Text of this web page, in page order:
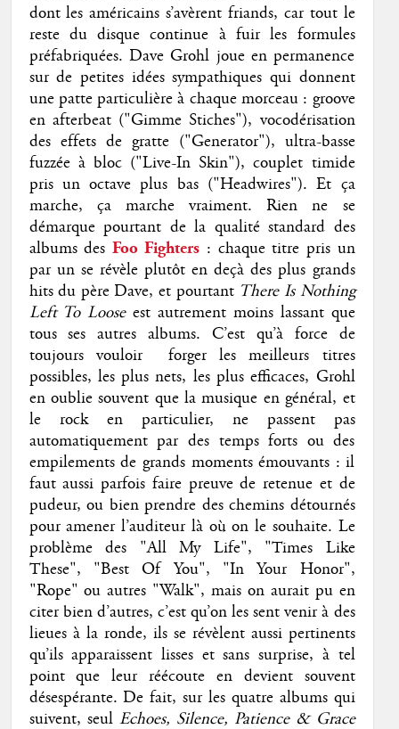
dont les américains s’avèrent friands, car tout le
reste du disque continue à fuir les formules
préfabriquées. Dave Grohl joue en permanence
sur de petites idées sympathiques qui donnent
une patte particulière à chaque morceau : groove
en afterbeat ("Gimme Stiches"), vocodérisation
des effets de gratte ("Generator"), ultra-basse
fuzzée à bloc ("Live-In Skin"), couplet timide
pris un octave plus bas ("Headwires"). Et ça
marche, ça marche vraiment. Rien ne se
démarque pourtant de la qualité standard des
albums des Foo Fighters : chaque titre pris un
par un se révèle plutôt en deçà des plus grands
hits du père Dave, et pourtant There Is Nothing
Left To Looseest autrement moins lassant que
tous ses autres albums. C’est qu’à force de
toujours vouloir forger les meilleurs titres
possibles, les plus nets, les plus efficaces, Grohl
en oublie souvent que la musique en général, et
le rock en particulier, ne passent pas
automatiquement par des temps forts ou des
empilements de grands moments émouvants : il
faut aussi parfois faire preuve de retenue et de
pudeur, ou bien prendre des chemins détournés
pour amener l’auditeur là où on le souhaite. Le
problème des "All My Life", "Times Like
These", "Best Of You", "In Your Honor",
"Rope" ou autres "Walk", mais on aurait pu en
citer bien d’autres, c’est qu’on les sent venir à des
lieues à la ronde, ils se révèlent aussi pertinents
qu’ils apparaissent lisses et sans surprise, à tel
point que leur réécoute en devient souvent
désespérante. De fait, sur les quatre albums qui
suivent, seul Echoes, Silence, Patience & Grace